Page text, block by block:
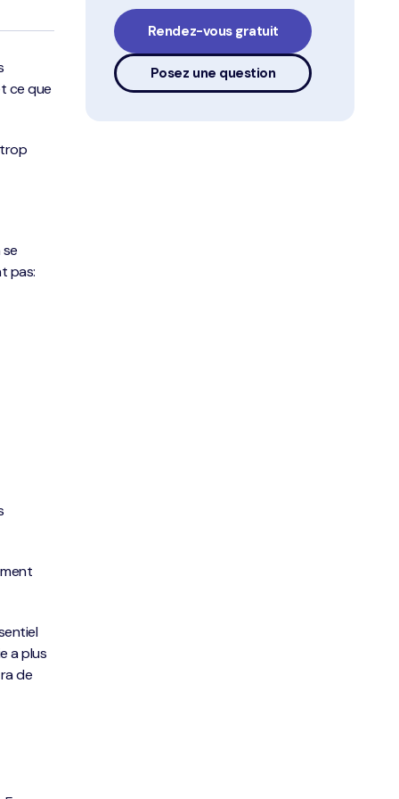
ce que
pas:
a plus
de
Rendez-vous gratuit
Posez une question